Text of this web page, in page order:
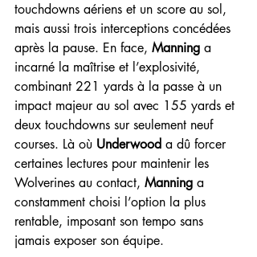
touchdowns aériens et un score au sol,
mais aussi trois interceptions concédées
après la pause. En face, Manning a
incarné la maîtrise et l’explosivité,
combinant 221 yards à la passe à un
impact majeur au sol avec 155 yards et
deux touchdowns sur seulement neuf
courses. Là où Underwood a dû forcer
certaines lectures pour maintenir les
Wolverines au contact, Manning a
constamment choisi l’option la plus
rentable, imposant son tempo sans
jamais exposer son équipe.